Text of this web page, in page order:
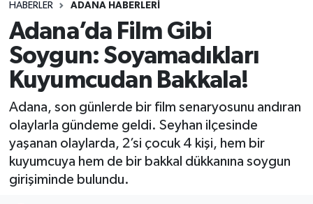
HABERLER ADANA HABERLERI
Adana’da Film Gibi
Soygun: Soyamadıkları
Kuyumcudan Bakkala!
Adana, son günlerde bir film senaryosunu andıran
olaylarla gündeme geldi. Seyhan ilçesinde
yaşanan olaylarda, 2’si çocuk 4 kişi, hem bir
kuyumcuya hem de bir bakkal dükkanına soygun
girişiminde bulundu.
Eğitim
Siyaset
Ekonomi
Kadın
Magazin
Tüm Manşetler
Son Dakika Haberleri
Haber Arşivi